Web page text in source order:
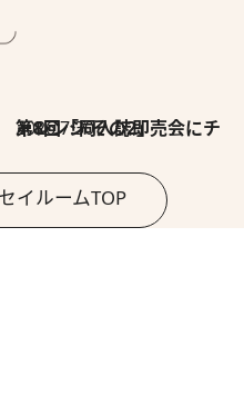
2026.7.30
第8回「同人誌即売会にチャレンジ その2」
イルームTOP